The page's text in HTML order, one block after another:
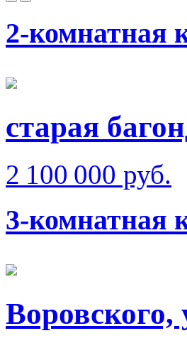
2-комнатная
старая
2 100 000 руб.
3-комнатная
Воровского,